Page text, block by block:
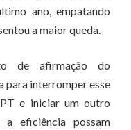
ano, empatando
a maior queda.
de afirmação do
para interromper esse
e iniciar um outro
eficiência possam